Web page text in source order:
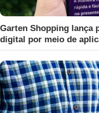
Garten Shopping lança
digital por meio de